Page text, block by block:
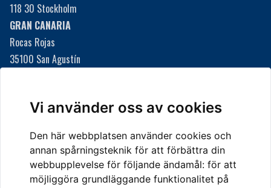
Vi använder oss av cookies
Den här webbplatsen använder cookies och
annan spårningsteknik för att förbättra din
webbupplevelse för följande ändamål: för att
möjliggöra grundläggande funktionalitet på
118 30 Stockholm
GRAN CANARIA
Rocas Rojas
35100 San Agustín
KONTAKTA OSS
Telefon
08-20 55 10